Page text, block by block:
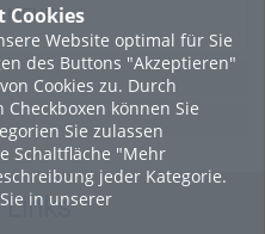
Cookies
Website optimal für Sie
des Buttons "Akzeptieren"
Cookies zu. Durch
können Sie
Sie zulassen
Schaltfläche "Mehr
jeder Kategorie.
in unserer
MEHR
Links